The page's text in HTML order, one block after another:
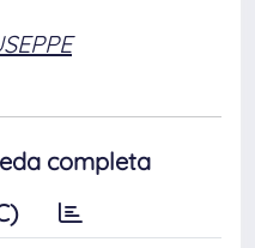
completa